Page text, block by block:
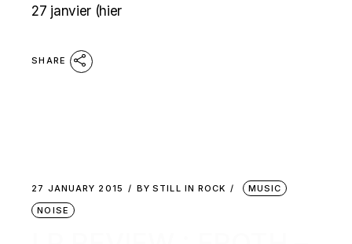
27 janvier (hier
SHARE
27 JANUARY 2015 BY STILL IN ROCK
MUSIC
NOISE